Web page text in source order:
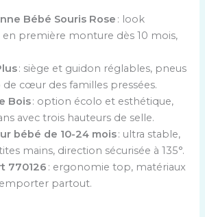
Bébé Souris Rose : look
en première monture dès 10 mois,
: siège et guidon réglables, pneus
de cœur des familles pressées.
Bois: option écolo et esthétique,
avec trois hauteurs de selle.
bébé de 10-24 mois: ultra stable,
mains, direction sécurisée à 135°.
770126 : ergonomie top, matériaux
partout.